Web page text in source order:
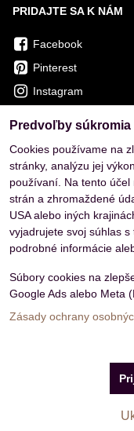
PRIDAJTE SA K NÁM
Facebook
Pinterest
Instagram
Predvoľby súkromia
Cookies používame na
stránky, analýzu jej
používaní. Na tento
strán a zhromaždené
USA alebo iných
vyjadrujete svoj súhlas
podrobné informácie
Súbory cookies na
Google Ads alebo Meta
Zásady ochrany